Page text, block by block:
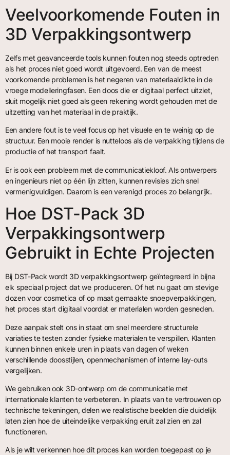
Veelvoorkomende Fouten in
3D Verpakkingsontwerp
Zelfs met geavanceerde tools kunnen fouten nog steeds optreden
als het proces niet goed wordt uitgevoerd. Een van de meest
voorkomende problemen is het negeren van materiaaldikte in de
vroege modelleringfasen. Een doos die er digitaal perfect uitziet,
sluit mogelijk niet goed als geen rekening wordt gehouden met de
uitzetting van het materiaal in de praktijk.
Een andere fout is te veel focus op het visuele en te weinig op de
structuur. Een mooie render is nutteloos als de verpakking tijdens de
productie of het transport faalt.
Er is ook een probleem met de communicatiekloof. Als ontwerpers
en ingenieurs niet op één lijn zitten, kunnen revisies zich snel
vermenigvuldigen. Daarom is een verenigd proces zo belangrijk.
Hoe DST-Pack 3D
Verpakkingsontwerp
Gebruikt in Echte Projecten
Bij DST-Pack wordt 3D verpakkingsontwerp geïntegreerd in bijna
elk speciaal project dat we produceren. Of het nu gaat om stevige
dozen voor cosmetica of op maat gemaakte snoepverpakkingen,
het proces start digitaal voordat er materialen worden gesneden.
Deze aanpak stelt ons in staat om snel meerdere structurele
variaties te testen zonder fysieke materialen te verspillen. Klanten
kunnen binnen enkele uren in plaats van dagen of weken
verschillende doosstijlen, openmechanismen of interne lay-outs
vergelijken.
We gebruiken ook 3D-ontwerp om de communicatie met
internationale klanten te verbeteren. In plaats van te vertrouwen op
technische tekeningen, delen we realistische beelden die duidelijk
laten zien hoe de uiteindelijke verpakking eruit zal zien en zal
functioneren.
Als je wilt verkennen hoe dit proces kan worden toegepast op je